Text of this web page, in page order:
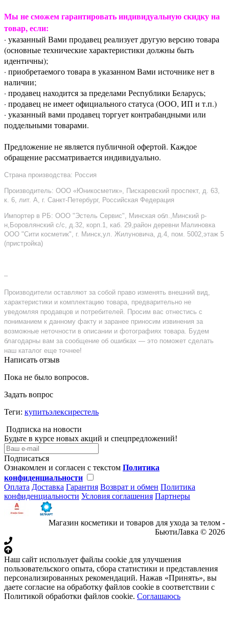
Мы не сможем гарантировать индивидуальную скидку на
товар, если:
· указанный Вами продавец реализует другую версию товара
(основные технические характеристики должны быть
идентичны);
· приобретаемого товара в указанном Вами источнике нет в
наличии;
· продавец находится за пределами Республики Беларусь;
· продавец не имеет официального статуса (ООО, ИП и т.п.)
· указанный вами продавец торгует контрабандными или
поддельными товарами.
Предложение не является публичной офертой. Каждое
обращение рассматривается индивидуально.
Страна производства: Россия
Производитель: ООО «Юникосметик», Пискаревский проспект, д. 63,
к. 6, лит. А, г. Санкт-Петербург, Российская Федерация
Импортер в РБ: ООО "Эстель Сервис", Минская обл.,Минский р-
н,Боровлянский с/с, д.32, корп.1, каб. 29,район деревни Малиновка
ООО "Сити косметик", г. Минск,ул. Жилуновича, д.4, пом. 5002,этаж 5
(пристройка)
–
Производители оставляют за собой право изменять внешний вид,
характеристики и комплектацию товара, предварительно не
уведомляя продавцов и потребителей. Просим вас отнестись с
пониманием к данному факту и заранее приносим извинения за
возможные неточности в описании и фотографиях товара. Будем
благодарны вам за сообщение об ошибках — это поможет сделать
наш каталог еще точнее!
Написать отзыв
Пока не было вопросов.
Задать вопрос
Теги: купитьэлексирестель
Подписка на новости
Будьте в курсе новых акций и спецпредложений!
Подписаться
Ознакомлен и согласен с текстом Политика
конфиденциальности
Оплата Доставка Гарантия Возврат и обмен Политика
конфиденциальности Условия соглашения Партнеры
Магазин косметики и товаров для ухода за телом -
БьютиЛавка © 2026
Наш сайт использует файлы cookie для улучшения
пользовательского опыта, сбора статистики и представления
персонализированных рекомендаций. Нажав «Принять», вы
даете согласие на обработку файлов cookie в соответствии с
Политикой обработки файлов cookie. Соглашаюсь